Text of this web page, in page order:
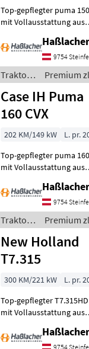
Top-gepflegter puma 150
mit Vollausstattung aus
Lohnunternehmer – nur
am eigenen Betrieb
gelaufen. Durchgehend
gewartet, einsatzbereit,
aufbereitet
9754
Traktor /
Case IH
Premium
Case IH Puma
160 CVX
202 KM/149 kW L. pr.
Top-gepflegter puma 160
mit Vollausstattung aus
Lohnunternehmer – nur
am eigenen Betrieb
gelaufen. Durchgehend
gewartet, einsatzbereit,
aufbereitet
9754
Traktor /
Case IH
Premium
New Holland
T7.315
300 KM/221 kW L. pr.
Top-gepflegter T7.315HD
mit Vollausstattung aus
Lohnunternehmer – nur
9754